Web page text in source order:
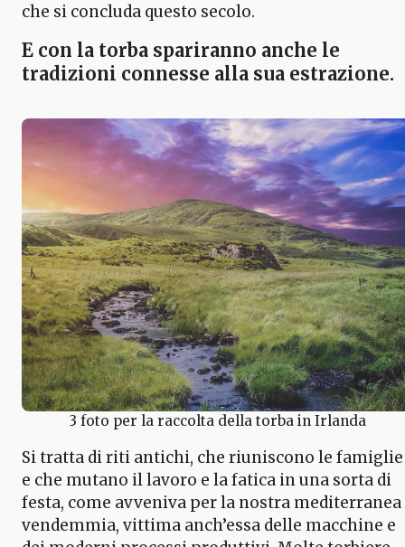
che si concluda questo secolo.
E con la torba spariranno anche le
tradizioni connesse alla sua estrazione.
3 foto per la raccolta della torba in Irlanda
Si tratta di riti antichi, che riuniscono le famiglie
e che mutano il lavoro e la fatica in una sorta di
festa, come avveniva per la nostra mediterranea
vendemmia, vittima anch’essa delle macchine e